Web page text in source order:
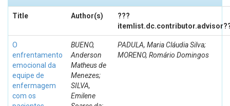
Title Author(s)
???
O
enfrentamento
emocional da
equipe de
enfermagem
com os
BUENO,
Anderson
Matheus de
Menezes;
SILVA,
Emilene
PADULA, Maria Cláudia Silva;
MORENO, Romário Domingos